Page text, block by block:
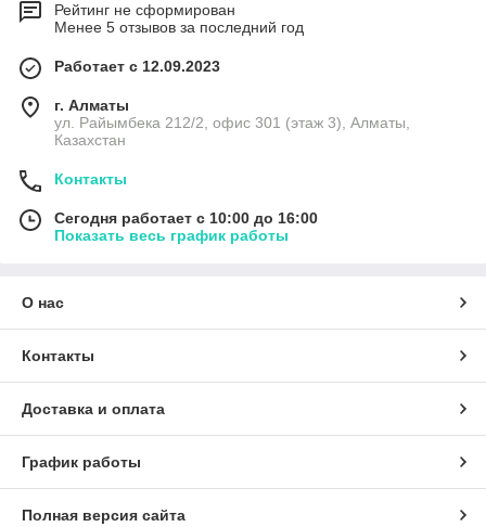
Рейтинг не сформирован
Менее 5 отзывов за последний год
Работает с 12.09.2023
г. Алматы
ул. Райымбека 212/2, офис 301 (этаж 3), Алматы,
Казахстан
Контакты
Сегодня работает с 10:00 до 16:00
Показать весь график работы
О нас
Контакты
Доставка и оплата
График работы
Полная версия сайта